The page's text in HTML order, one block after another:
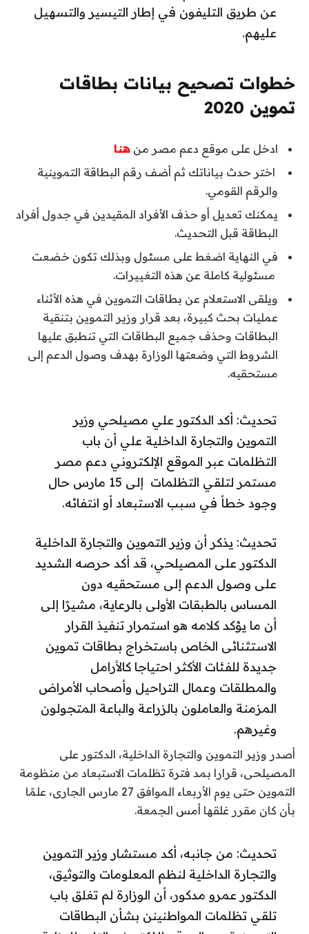
عن طريق التليفون في إطار التيسير والتسهيل
عليهم.
خطوات تصحيح بيانات بطاقات
تموين 2020
ادخل على موقع دعم مصر من هنا
اختر حدث بياناتك ثم أضف رقم البطاقة التموينية
والرقم القومي.
يمكنك تعديل أو حذف الأفراد المقيدين في جدول أفراد
البطاقة قبل التحديث.
في النهاية اضغط على مسئول وبذلك تكون خضعت
مسئولية كاملة عن هذه التغييرات.
ويلقى الاستعلام عن بطاقات التموين في هذه الأثناء
عمليات بحث كبيرة، بعد قرار وزير التموين بتنقية
البطاقات وحذف جميع البطاقات التي تنطبق عليها
الشروط التي وضعتها الوزارة بهدف وصول الدعم إلى
مستحقيه.
تحديث: أكد الدكتور علي مصيلحي وزير
التموين والتجارة الداخلية علي أن باب
التظلمات عبر الموقع الإلكتروني دعم مصر
مستمر لتلقي التظلمات إلى 15 مارس حال
وجود خطأ في سبب الاستبعاد أو انتفائه.
تحديث: يذكر أن وزير التموين والتجارة الداخلية
الدكتور على المصيلحي، قد أكد حرصه الشديد
على وصول الدعم إلى مستحقيه دون
المساس بالطبقات الأولى بالرعاية، مشيرًا إلى
أن ما يؤكد كلامه هو استمرار تنفيذ القرار
الاستثنائى الخاص باستخراج بطاقات تموين
جديدة للفئات الأكثر احتياجا كالأرامل
والمطلقات وعمال التراحيل وأصحاب الأمراض
المزمنة والعاملون بالزراعة والباعة المتجولون
وغيرهم.
أصدر وزير التموين والتجارة الداخلية، الدكتور على
المصيلحى، قرارا بمد فترة تظلمات الاستبعاد من منظومة
التموين حتى يوم الأربعاء الموافق 27 مارس الجارى، علمًا
بأن كان مقرر غلقها أمس الجمعة.
تحديث: من جانبه، أكد مستشار وزير التموين
والتجارة الداخلية لنظم المعلومات والتوثيق،
الدكتور عمرو مدكور، أن الوزارة لم تغلق باب
تلقي تظلمات المواطنينن بشأن البطاقات